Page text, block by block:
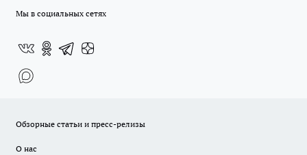
Мы в социальных сетях
Обзорные статьи и пресс-релизы
О нас